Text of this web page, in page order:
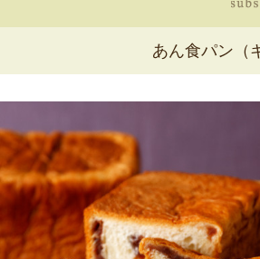
あん食パン（